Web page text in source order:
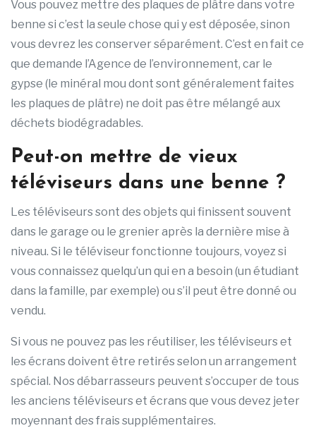
Vous pouvez mettre des plaques de plâtre dans votre
benne si c’est la seule chose qui y est déposée, sinon
vous devrez les conserver séparément. C’est en fait ce
que demande l’Agence de l’environnement, car le
gypse (le minéral mou dont sont généralement faites
les plaques de plâtre) ne doit pas être mélangé aux
déchets biodégradables.
Peut-on mettre de vieux
téléviseurs dans une benne ?
Les téléviseurs sont des objets qui finissent souvent
dans le garage ou le grenier après la dernière mise à
niveau. Si le téléviseur fonctionne toujours, voyez si
vous connaissez quelqu’un qui en a besoin (un étudiant
dans la famille, par exemple) ou s’il peut être donné ou
vendu.
Si vous ne pouvez pas les réutiliser, les téléviseurs et
les écrans doivent être retirés selon un arrangement
spécial. Nos débarrasseurs peuvent s’occuper de tous
les anciens téléviseurs et écrans que vous devez jeter
moyennant des frais supplémentaires.